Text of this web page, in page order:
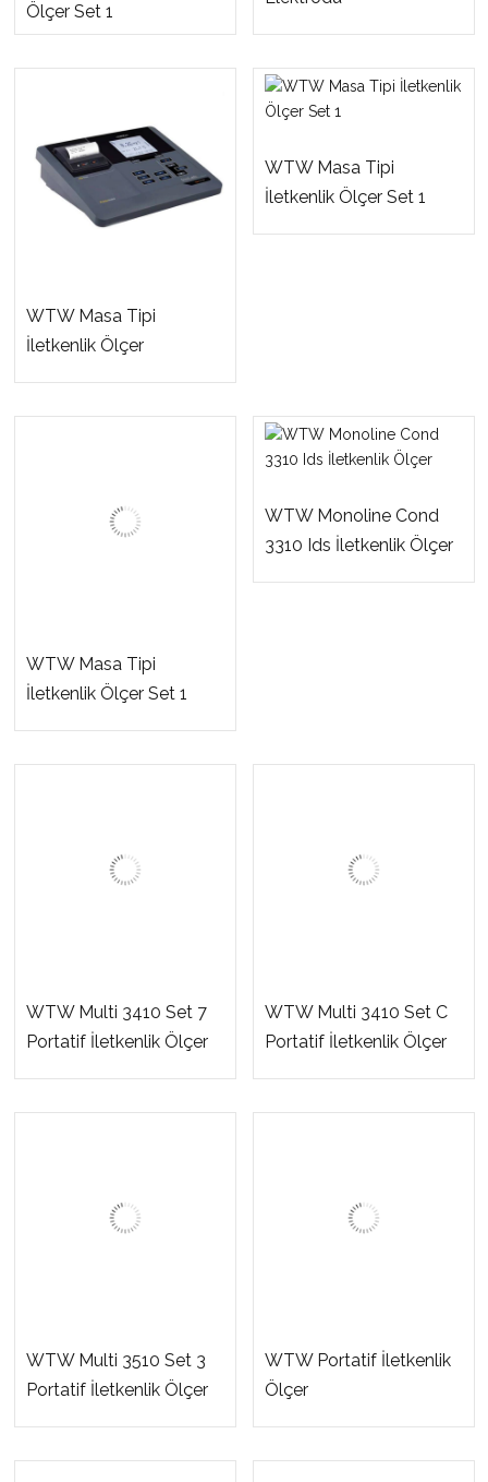
Ölçer Set 1
WTW Masa Tipi
İletkenlik Ölçer
WTW Masa Tipi
İletkenlik Ölçer Set 1
WTW Masa Tipi
İletkenlik Ölçer Set 1
WTW Monoline Cond
3310 Ids İletkenlik Ölçer
WTW Multi 3410 Set 7
Portatif İletkenlik Ölçer
WTW Multi 3410 Set C
Portatif İletkenlik Ölçer
WTW Multi 3510 Set 3
Portatif İletkenlik Ölçer
WTW Portatif İletkenlik
Ölçer